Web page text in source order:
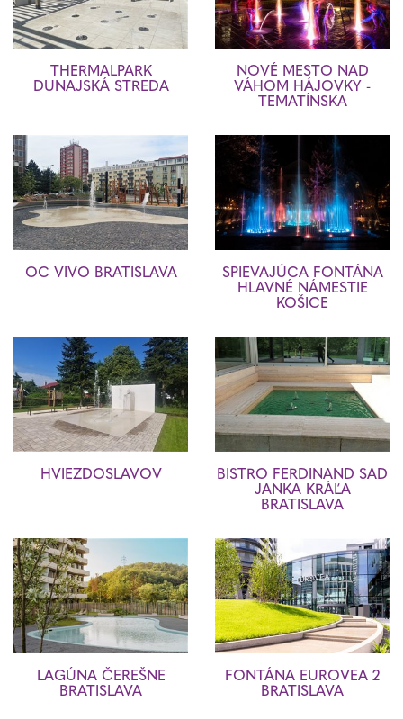
THERMALPARK
DUNAJSKÁ STREDA
NOVÉ MESTO NAD
VÁHOM HÁJOVKY -
TEMATÍNSKA
OC VIVO BRATISLAVA SPIEVAJÚCA FONTÁNA
HLAVNÉ NÁMESTIE
KOŠICE
HVIEZDOSLAVOV BISTRO FERDINAND SAD
JANKA KRÁĽA
BRATISLAVA
LAGÚNA ČEREŠNE
BRATISLAVA
FONTÁNA EUROVEA 2
BRATISLAVA